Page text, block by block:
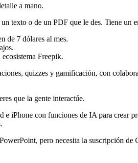
a mano.
texto o de un PDF que le des. Tiene un
de 7 dólares al mes.
Freepik.
quizzes y gamificación, con
que la gente interactúe.
e iPhone con funciones de IA para crear
pero necesita la suscripción